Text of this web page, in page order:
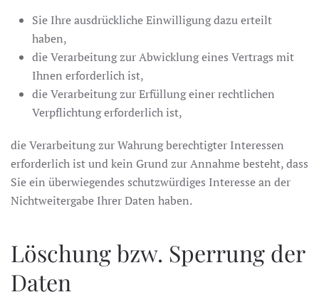
Sie Ihre ausdrückliche Einwilligung dazu erteilt
haben,
die Verarbeitung zur Abwicklung eines Vertrags mit
Ihnen erforderlich ist,
die Verarbeitung zur Erfüllung einer rechtlichen
Verpflichtung erforderlich ist,
die Verarbeitung zur Wahrung berechtigter Interessen
erforderlich ist und kein Grund zur Annahme besteht, dass
Sie ein überwiegendes schutzwürdiges Interesse an der
Nichtweitergabe Ihrer Daten haben.
Löschung bzw. Sperrung der
Daten